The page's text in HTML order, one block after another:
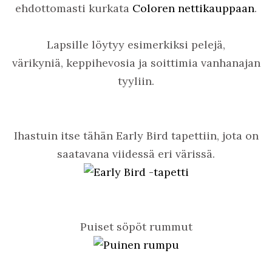
ehdottomasti kurkata Coloren nettikauppaan.
Lapsille löytyy esimerkiksi pelejä,
värikyniä, keppihevosia ja soittimia vanhanajan
tyyliin.
Ihastuin itse tähän Early Bird tapettiin, jota on
saatavana viidessä eri värissä.
Puiset söpöt rummut